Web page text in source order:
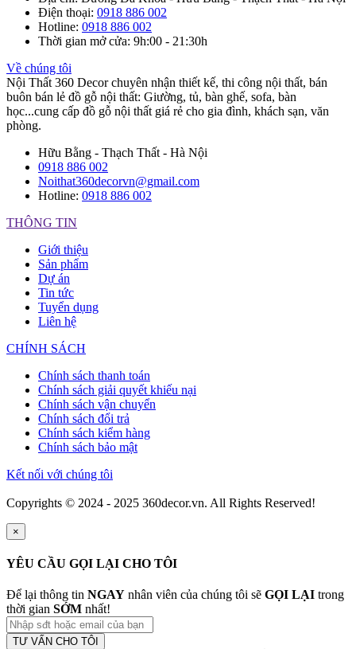
Điện thoại: 0918 886 002
Hotline: 0918 886 002
Thời gian mở cửa: 9h:00 - 21:30h
Về chúng tôi
Nội Thất 360 Decor chuyên nhận thiết kế, thi công nội thất, bán
buôn bán lẻ đồ gỗ nội thất: Giường, tủ, bàn ghế, sofa, bàn
học...cung cấp đồ gỗ nội thất giá rẻ cho gia đình, khách sạn, văn
phòng.
Hữu Bằng - Thạch Thất - Hà Nội
0918 886 002
Noithat360decorvn@gmail.com
Hotline: 0918 886 002
THÔNG TIN
Giới thiệu
Sản phẩm
Dự án
Tin tức
Tuyển dụng
Liên hệ
CHÍNH SÁCH
Chính sách thanh toán
Chính sách giải quyết khiếu nại
Chính sách vận chuyển
Chính sách đổi trả
Chính sách kiểm hàng
Chính sách bảo mật
Kết nối với chúng tôi
Copyrights © 2024 - 2025 360decor.vn. All Rights Reserved!
×
YÊU CẦU GỌI LẠI CHO TÔI
Để lại thông tin NGAY nhân viên của chúng tôi sẽ GỌI LẠI trong
thời gian SỚM nhất!
TƯ VẤN CHO TÔI